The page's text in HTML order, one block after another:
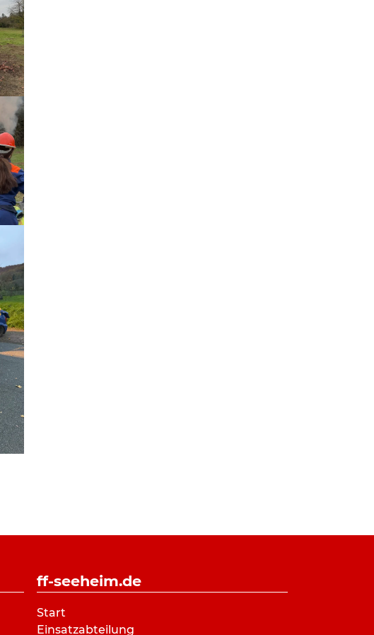
ff-seeheim.de
Start
Einsatzabteilung